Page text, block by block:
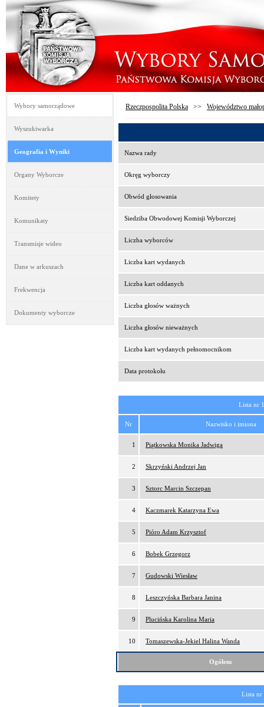
Wybory samorządowe
Wyszukiwarka
Geografia i Wyniki
Organy Wyborcze
Komitety
Komunikaty
Transmisje wideo
Dane w arkuszach
Frekwencja
Dokumenty wyborcze
Rzeczpospolita Polska >> Województwo
Nazwa rady
Okręg wyborczy
Obwód głosowania
Siedziba Obwodowej Komisji Wyborczej
Liczba wyborców
Liczba kart wydanych
Liczba kart oddanych
Liczba głosów ważnych
Liczba głosów nieważnych
Liczba kart wydanych pełnomocnikom
Data protokołu
Lista nr
Nr Nazwisko i imiona
1 Piątkowska Monika Jadwiga
2 Skrzyński Andrzej Jan
3 Sztorc Marcin Szczepan
4 Kaczmarek Katarzyna Ewa
5 Pióro Adam Krzysztof
6 Bobek Grzegorz
7 Gudowski Wiesław
8 Leszczyńska Barbara Janina
9 Plucińska Karolina Maria
10 Tomaszewska-Jekiel Halina Wanda
Ogółem
Lista